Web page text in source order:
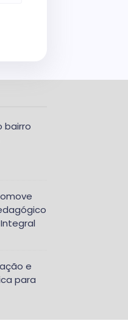
bairro
e
para